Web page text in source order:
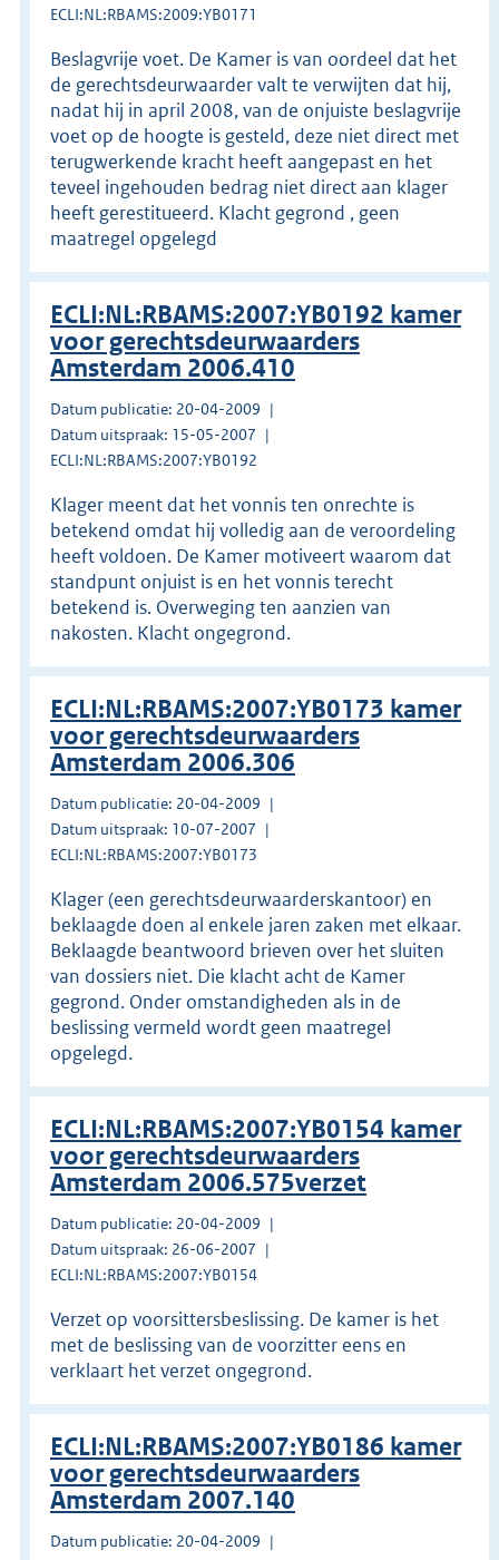
ECLI:NL:RBAMS:2009:YB0171
Beslagvrije voet. De Kamer is van oordeel dat het
de gerechtsdeurwaarder valt te verwijten dat hij,
nadat hij in april 2008, van de onjuiste beslagvrije
voet op de hoogte is gesteld, deze niet direct met
terugwerkende kracht heeft aangepast en het
teveel ingehouden bedrag niet direct aan klager
heeft gerestitueerd. Klacht gegrond , geen
maatregel opgelegd
ECLI:NL:RBAMS:2007:YB0192 kamer
voor gerechtsdeurwaarders
Amsterdam 2006.410
Datum publicatie: 20-04-2009
Datum uitspraak: 15-05-2007
ECLI:NL:RBAMS:2007:YB0192
Klager meent dat het vonnis ten onrechte is
betekend omdat hij volledig aan de veroordeling
heeft voldoen. De Kamer motiveert waarom dat
standpunt onjuist is en het vonnis terecht
betekend is. Overweging ten aanzien van
nakosten. Klacht ongegrond.
ECLI:NL:RBAMS:2007:YB0173 kamer
voor gerechtsdeurwaarders
Amsterdam 2006.306
Datum publicatie: 20-04-2009
Datum uitspraak: 10-07-2007
ECLI:NL:RBAMS:2007:YB0173
Klager (een gerechtsdeurwaarderskantoor) en
beklaagde doen al enkele jaren zaken met elkaar.
Beklaagde beantwoord brieven over het sluiten
van dossiers niet. Die klacht acht de Kamer
gegrond. Onder omstandigheden als in de
beslissing vermeld wordt geen maatregel
opgelegd.
ECLI:NL:RBAMS:2007:YB0154 kamer
voor gerechtsdeurwaarders
Amsterdam 2006.575verzet
Datum publicatie: 20-04-2009
Datum uitspraak: 26-06-2007
ECLI:NL:RBAMS:2007:YB0154
Verzet op voorsittersbeslissing. De kamer is het
met de beslissing van de voorzitter eens en
verklaart het verzet ongegrond.
ECLI:NL:RBAMS:2007:YB0186 kamer
voor gerechtsdeurwaarders
Amsterdam 2007.140
Datum publicatie: 20-04-2009